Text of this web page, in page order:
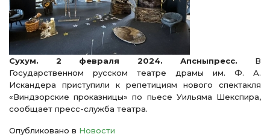
Сухум. 2 февраля 2024. Апсныпресс. В
Государственном русском театре драмы им. Ф. А.
Искандера приступили к репетициям нового спектакля
«Виндзорские проказницы» по пьесе Уильяма Шекспира,
сообщает пресс-служба театра.
Опубликовано в Новости